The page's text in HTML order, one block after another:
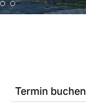
Termin buchen